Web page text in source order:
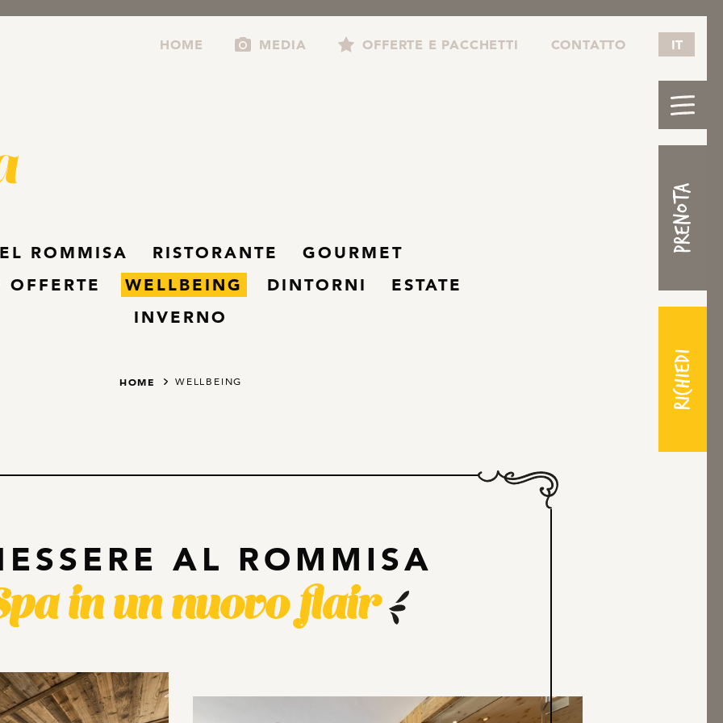
HOME MEDIA OFFERTE E PACCHETTI CONTATTO IT
ROMMISA RISTORANTE
GOURMET
OFFERTE
WELLBEING DINTORNI
ESTATE
INVERNO
Richiedi
Prenota
HOME WELLBEING
AL ROMMISA
in un nuovo flair